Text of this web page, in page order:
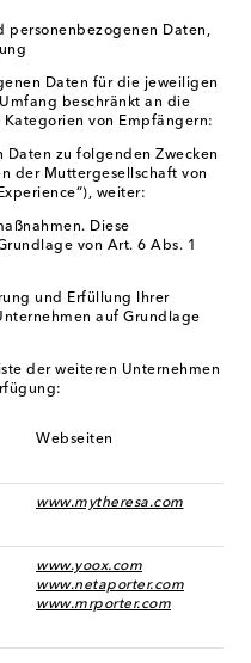
personenbezogenen Daten,
Daten für die jeweiligen
beschränkt an die
von Empfängern:
zu folgenden Zwecken
der Muttergesellschaft von
weiter:
Diese
von Art. 6 Abs. 1
und Erfüllung Ihrer
auf Grundlage
der weiteren Unternehmen
Webseiten
www.mytheresa.com
www.yoox.com
www.netaporter.com
www.mrporter.com